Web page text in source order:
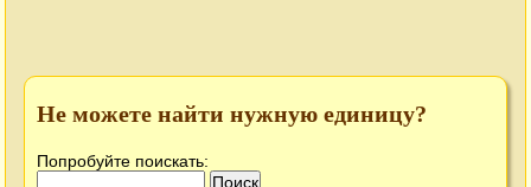
Не можете найти нужную единицу?
Попробуйте поискать: